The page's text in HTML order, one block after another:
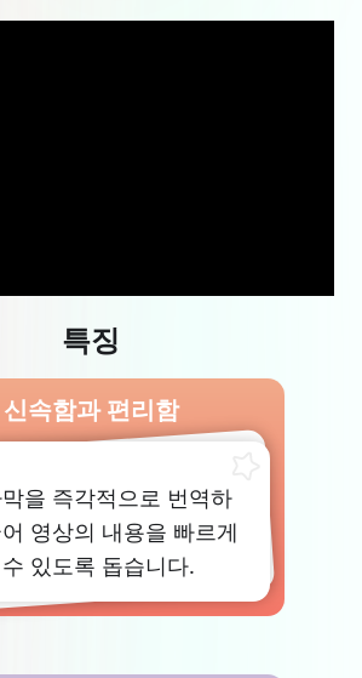
특징
신속함과 편리함
을 즉각적으로 번역하
영상의 내용을 빠르게
있도록 돕습니다.